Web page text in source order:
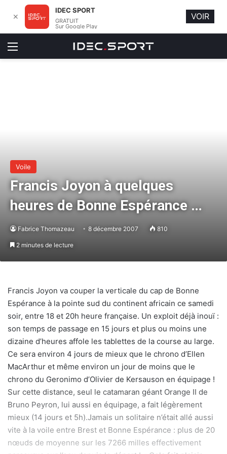
Menu
Voile
Francis Joyon à quelques
heures de Bonne Espérance …
Fabrice Thomazeau 8 décembre 2007 810
2 minutes de lecture
Francis Joyon va couper la verticale du cap de Bonne
Espérance à la pointe sud du continent africain ce samedi
soir, entre 18 et 20h heure française. Un exploit déjà inouï :
son temps de passage en 15 jours et plus ou moins une
dizaine d’heures affole les tablettes de la course au large.
Ce sera environ 4 jours de mieux que le chrono d’Ellen
MacArthur et même environ un jour de moins que le
chrono du Geronimo d’Olivier de Kersauson en équipage !
Sur cette distance, seul le catamaran géant Orange II de
Bruno Peyron, lui aussi en équipage, a fait légèrement
mieux (14 jours et 5h).Jamais un solitaire n’était allé aussi
vite à la voile entre Brest et Bonne Espérance : plus de 20
nœuds de moyenne sur les 7266 milles effectivement
✕
IDEC SPORT
GRATUIT
Sur Google Play
VOIR